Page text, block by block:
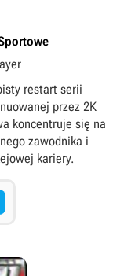
restart serii
przez 2K
koncentruje się na
zawodnika i
kariery.